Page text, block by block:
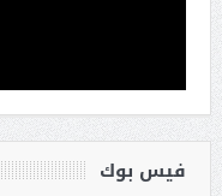
فيس بوك